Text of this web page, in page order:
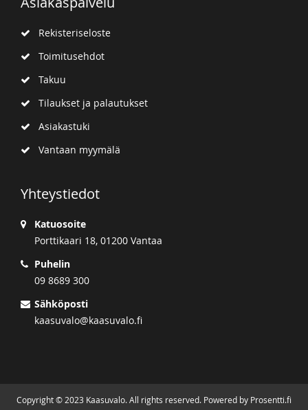
Rekisteriseloste
Toimitusehdot
Takuu
Tilaukset ja palautukset
Asiakastuki
Vantaan myymälä
Yhteystiedot
Katuosoite
Porttikaari 18, 01200 Vantaa
Puhelin
09 8689 300
Sähköposti
kaasuvalo@kaasuvalo.fi
Copyright © 2023 Kaasuvalo. All rights reserved. Powered by Prosentti.fi